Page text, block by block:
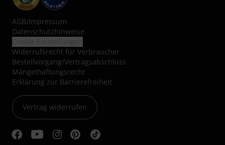
AGB/Impressum
Datenschutzhinweise
Widerrufsrecht für Verbraucher
Bestellvorgang/Vertragsabschluss
Mängelhaftungsrecht
Erklärung zur Barrierefreiheit
Vertrag widerrufen